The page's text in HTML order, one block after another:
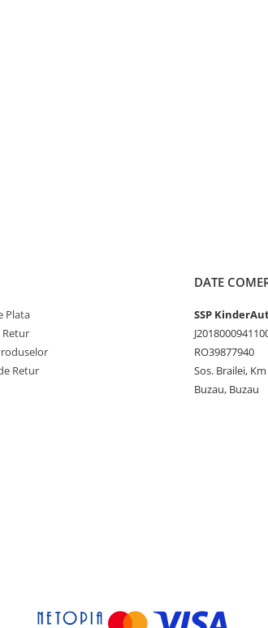
Plata
Retur
Retur
DATE
SSP
RO39877940
Sos. Brailei,
Buzau, Buzau